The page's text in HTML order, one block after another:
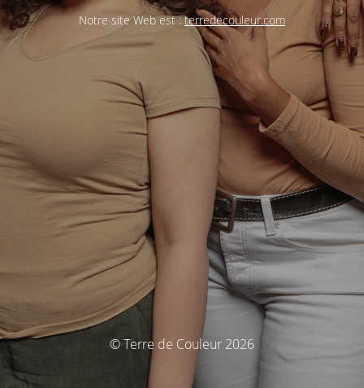
Notre site Web est :terredecouleur.com
© Terre de Couleur 2026